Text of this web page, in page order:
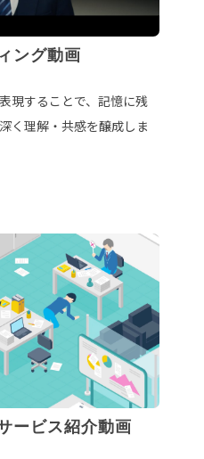
ング動画
現することで、記憶に残
く理解・共感を醸成しま
ービス紹介動画